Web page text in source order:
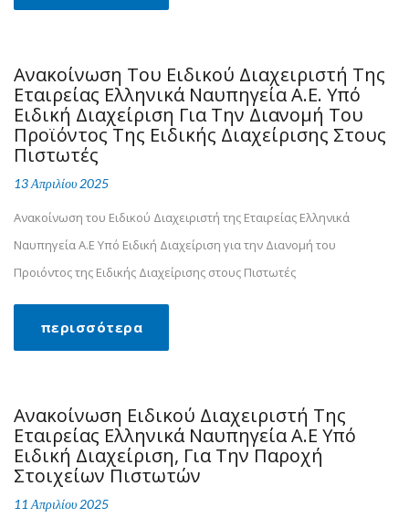
Ανακοίνωση Του Ειδικού Διαχειριστή Της
Εταιρείας Ελληνικά Ναυπηγεία Α.Ε. Υπό
Ειδική Διαχείριση Για Την Διανομή Του
Προϊόντος Της Ειδικής Διαχείρισης Στους
Πιστωτές
13 Απριλίου 2025
Ανακοίνωση του Ειδικού Διαχειριστή της Εταιρείας Ελληνικά
Ναυπηγεία Α.Ε Υπό Ειδική Διαχείριση για την Διανομή του
Προιόντος της Ειδικής Διαχείρισης στους Πιστωτές
περισσότερα
Ανακοίνωση Ειδικού Διαχειριστή Της
Εταιρείας Ελληνικά Ναυπηγεία Α.Ε Υπό
Ειδική Διαχείριση, Για Την Παροχή
Στοιχείων Πιστωτών
11 Απριλίου 2025